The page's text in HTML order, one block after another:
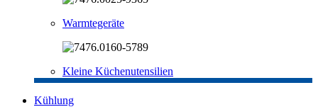
Warmtegeräte
Kleine Küchenutensilien
Kühlung